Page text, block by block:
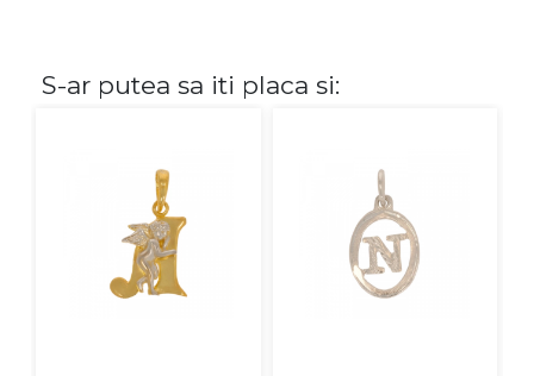
S-ar putea sa iti placa si: